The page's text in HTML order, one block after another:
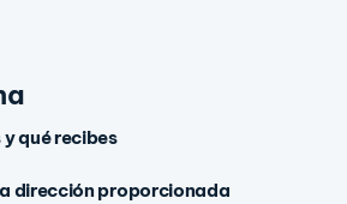
qué recibes
dirección proporcionada